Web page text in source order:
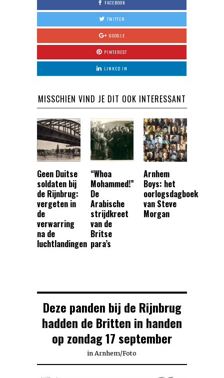
FACEBOOK
TWITTER
GOOGLE
PINTEREST
LINKED IN
MISSCHIEN VIND JE DIT OOK INTERESSANT
Geen Duitse
soldaten bij
de Rijnbrug:
vergeten in
de
verwarring
na de
luchtlandingen
“Whoa
Mohammed!”
De
Arabische
strijdkreet
van de
Britse
para’s
Arnhem
Boys: het
oorlogsdagboek
van Steve
Morgan
Deze panden bij de Rijnbrug
hadden de Britten in handen
op zondag 17 september
in Arnhem/Foto